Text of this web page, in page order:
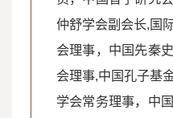
仲舒学会副会长,国
会理事，中国先秦
会理事,中国孔子基
学会常务理事，中